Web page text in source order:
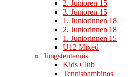
2. Junioren 15
3. Junioren 15
1. Juniorinnen 18
2. Juniorinnen 18
1. Juniorinnen 15
U12 Mixed
Jüngstentennis
Kids Club
Tennisbambinos